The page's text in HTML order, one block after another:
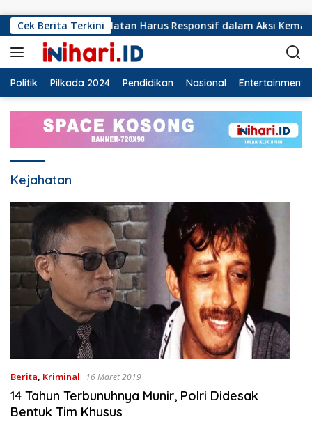
Cek Berita Terkini
Lampung Selatan Harus Responsif dalam Aksi
Politik Pilkada 2024 Pendidikan Nasional Entertainment
Kejahatan
Berita, Kriminal 16 Maret 2019
14 Tahun Terbunuhnya Munir, Polri Didesak
Bentuk Tim Khusus